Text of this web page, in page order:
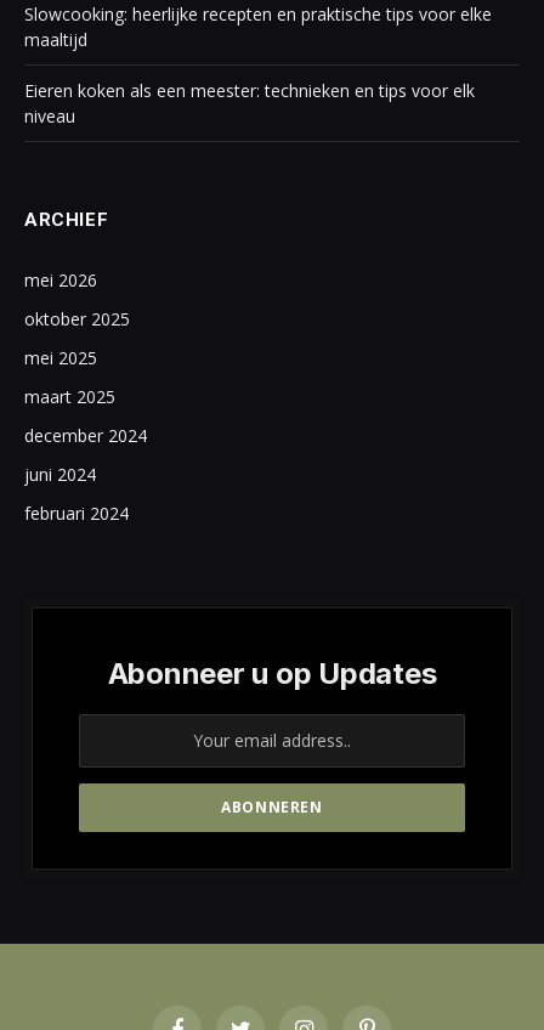
Slowcooking: heerlijke recepten en praktische tips voor elke
maaltijd
Eieren koken als een meester: technieken en tips voor elk
niveau
ARCHIEF
mei 2026
oktober 2025
mei 2025
maart 2025
december 2024
juni 2024
februari 2024
Abonneer u op Updates